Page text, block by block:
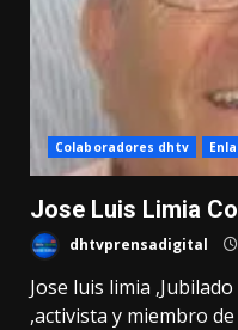
Colaboradores dhtv
Jose Luis Limia
dhtvprensadigital
Jose luis limia
,activista y miembro